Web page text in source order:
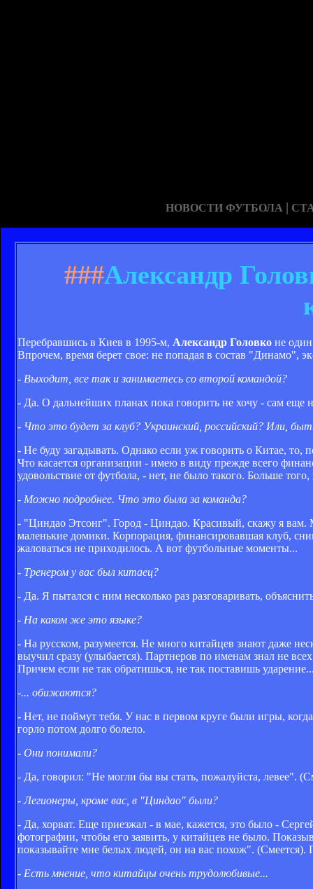
НОВОСТИ ФУТБОЛА |
###Александр
Перебравшись в Киев в 1995-м, Александр Головко не
Впрочем, время берет свое: не попадая в состав "Динамо",
- Выходит, все так и занимаетесь со второй командой?
- Да. О дальнейших планах пока говорить не хочу - сам еще
- Что это будет за клуб? Украинский, российский? Или,
- Не буду загадывать. Однако если уж говорить о Китае, то,
Что касается организации - имею в виду прежде всего
удовольствие от футбола, - нет, не было такого. Больше
- Можно подробнее. Что это была за команда?
- "Циндао Этсонг". Город - Циндао. Красивый, скажу я
маленькие домики. Корпорация, финансировавшая клуб,
жаловаться не приходилось. А вот футбольные моменты...
- Тренером у вас был китаец?
- Да. Я пытался с ним несколько раз разговаривать,
- На каком же это языке?
- На русском, разумеется. Не много китайцев знают даже
выучил сразу (улыбается). Партнеров по именам знал не
Причем если не так обратишься, не так поставишь
-... обижаются?
- Нет, не поймут тебя. У нас в первом круге были игры,
горло потом долго болело.
- Они понимали?
- Да, говорил: "Не могли бы вы стать, пожалуйста, левее".
- Легионеры, кроме вас, в "Циндао" были?
- Да, хорват. Еще приезжал - в мае, кажется, это было -
фотографии, чтобы его заявить, у китайцев не было.
показывайте мне белых людей, он на вас похож".
- Есть мнение, что китайцы очень трудолюбивые...